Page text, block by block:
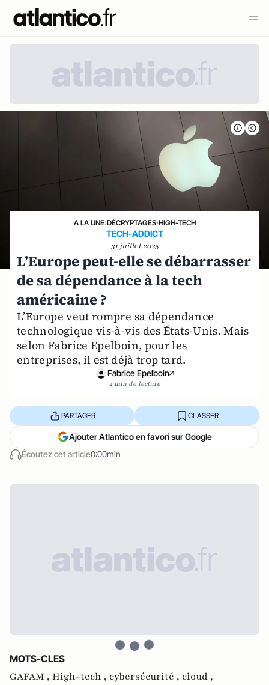
A LA UNE›DÉCRYPTAGES›HIGH-TECH
TECH-ADDICT
31 juillet 2025
L’Europe peut-elle se débarrasser
de sa dépendance à la tech
américaine ?
L’Europe veut rompre sa dépendance
technologique vis-à-vis des États-Unis. Mais
selon Fabrice Epelboin, pour les
entreprises, il est déjà trop tard.
Fabrice Epelboin
4 min de lecture
Écoutez cet article0:00min
PARTAGER CLASSER
Ajouter Atlantico en favori sur Google
MOTS-CLES
GAFAM , High-tech , cybersécurité , cloud ,